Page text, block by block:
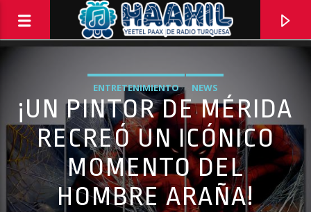
ENTRETENIMIENTO NEWS
¡UN PINTOR DE MÉRIDA
RECREÓ UN ICÓNICO
MOMENTO DEL
HOMBRE ARAÑA!